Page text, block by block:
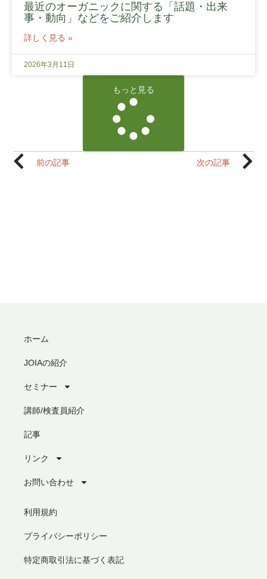
最近のオーガニックに関する「話題・出来
事・動向」などをご紹介します
詳しく見る »
2026年3月11日
もっと見る
前の記事 次の記事
ホーム
JOIAの紹介
セミナー
講師/検査員紹介
記事
リンク
お問い合わせ
利用規約
プライバシーポリシー
特定商取引法に基づく表記